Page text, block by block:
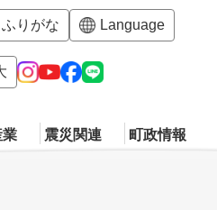
りがな Language
業 震災関連 町政情報